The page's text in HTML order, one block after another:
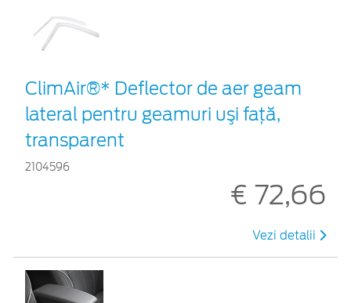
ClimAir®* Deflector de aer geam
lateral pentru geamuri uşi faţă,
transparent
2104596
€ 72,66
Vezi detalii